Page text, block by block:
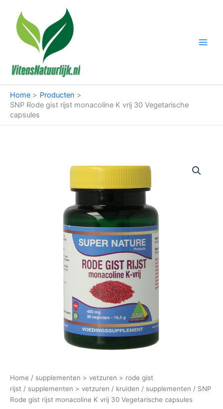
inhoud
Home
Producten
SNP Rode gist rijst monacoline K vrij 30 Vegetarische
capsules
Home / supplementen > vetzuren > rode gist
rijst / supplementen > vetzuren / kruiden / supplementen / SNP
Rode gist rijst monacoline K vrij 30 Vegetarische capsules